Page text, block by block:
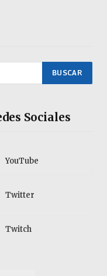
Sociales
YouTube
Twitter
Twitch